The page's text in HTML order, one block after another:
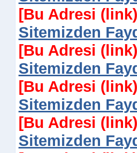
[Bu Adresi
Sitemizden
[Bu Adresi
Sitemizden
[Bu Adresi
Sitemizden
[Bu Adresi
Sitemizden